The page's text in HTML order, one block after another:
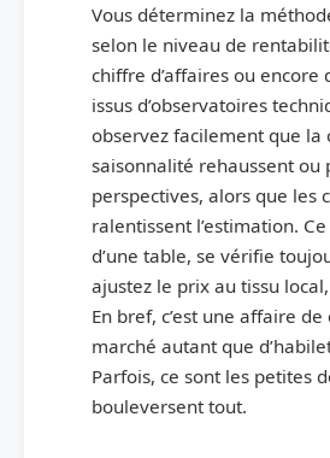
Vous déterminez la
selon le niveau de
chiffre d’affaires ou encore
issus d’observatoires
observez facilement que la
saisonnalité rehaussent ou
perspectives, alors que les
ralentissent l’estimation.
d’une table, se vérifie
ajustez le prix au tissu
En bref, c’est une affaire
marché autant que
Parfois, ce sont les petites
bouleversent tout.